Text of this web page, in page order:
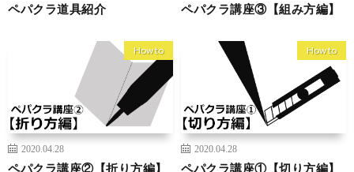
ペパクラ道具紹介 ペパクラ講座③【組み方編】
How to
2020.04.28
ペパクラ講座②【折り方編】
How to
2020.04.28
ペパクラ講座①【切り方編】